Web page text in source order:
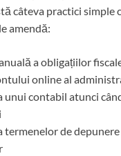
câteva practici simple
amendă:
a obligațiilor
online al
unui contabil atunci
termenelor de depunere